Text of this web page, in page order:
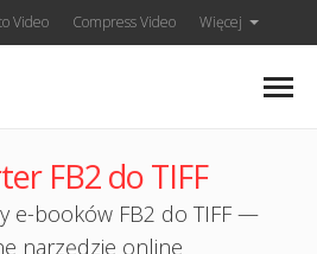
Video Compress Video Więcej
FB2 do TIFF
e-booków FB2 do TIFF —
narzędzie online